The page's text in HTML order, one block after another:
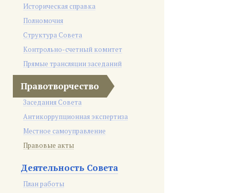
Историческая справка
Полномочия
Структура Совета
Контрольно-счетный комитет
Прямые трансляции заседаний
Правотворчество
Заседания Совета
Антикоррупционная экспертиза
Местное самоуправление
Правовые акты
Деятельность Совета
План работы